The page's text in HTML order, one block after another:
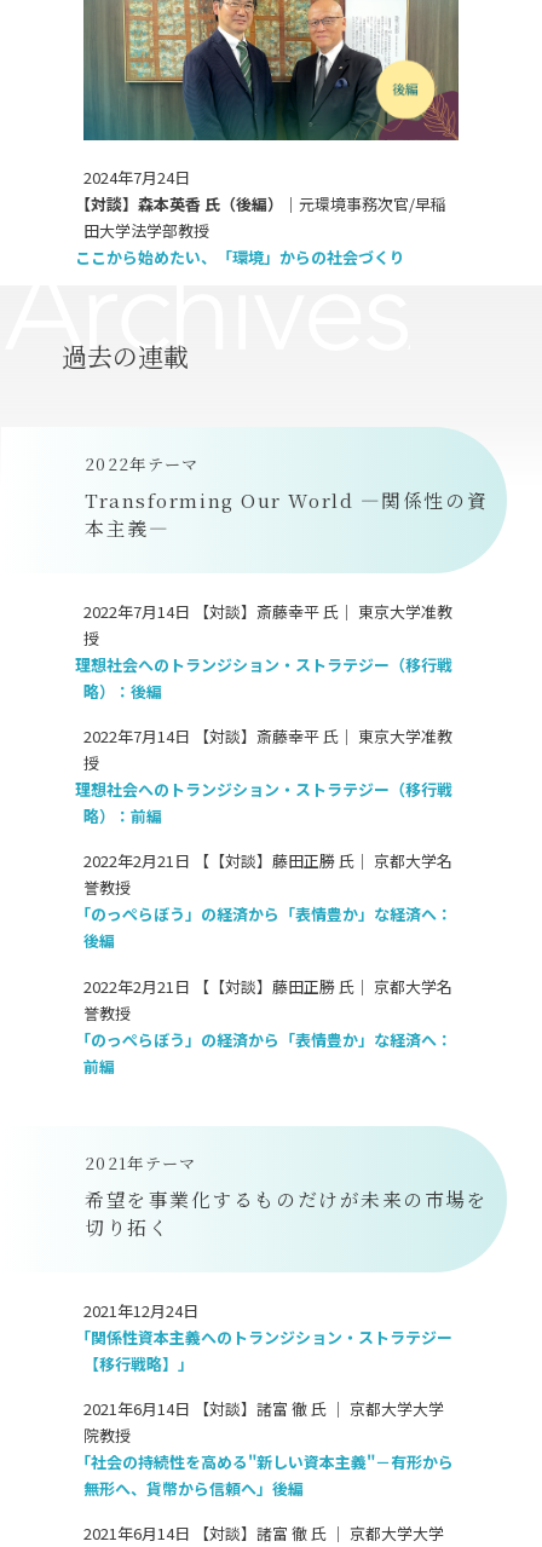
2024年7月24日
【対談】森本英香 氏（後編）｜元環境事務次官/早稲
田大学法学部教授
ここから始めたい、「環境」からの社会づくり
過去の連載
2022年テーマ
Transforming Our World ―関係性の資
本主義―
2022年7月14日 【対談】斎藤幸平 氏｜ 東京大学准教
授
理想社会へのトランジション・ストラテジー（移行戦
略）：後編
2022年7月14日 【対談】斎藤幸平 氏｜ 東京大学准教
授
理想社会へのトランジション・ストラテジー（移行戦
略）：前編
2022年2月21日 【【対談】藤田正勝 氏｜ 京都大学名
誉教授
「のっぺらぼう」の経済から「表情豊か」な経済へ：
後編
2022年2月21日 【【対談】藤田正勝 氏｜ 京都大学名
誉教授
「のっぺらぼう」の経済から「表情豊か」な経済へ：
前編
2021年テーマ
希望を事業化するものだけが未来の市場を
切り拓く
2021年12月24日
「関係性資本主義へのトランジション・ストラテジー
【移行戦略】」
2021年6月14日 【対談】諸富 徹 氏 ｜ 京都大学大学
院教授
「社会の持続性を高める"新しい資本主義"－有形から
無形へ、貨幣から信頼へ」後編
2021年6月14日 【対談】諸富 徹 氏 ｜ 京都大学大学